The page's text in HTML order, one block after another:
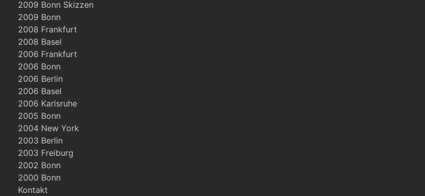
2009 Bonn Skizzen
2009 Bonn
2008 Frankfurt
2008 Basel
2006 Frankfurt
2006 Bonn
2006 Berlin
2006 Basel
2006 Karlsruhe
2005 Bonn
2004 New York
2003 Berlin
2003 Freiburg
2002 Bonn
2000 Bonn
Kontakt